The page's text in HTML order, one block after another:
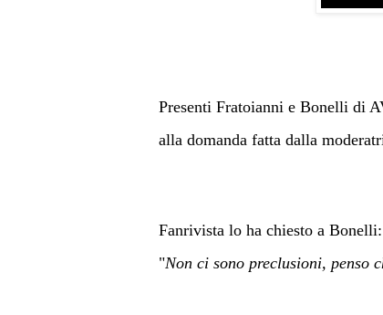
Presenti Fratoianni e Bonelli di
alla domanda fatta dalla
Fanrivista lo ha chiesto a
"Non ci sono preclusioni, penso